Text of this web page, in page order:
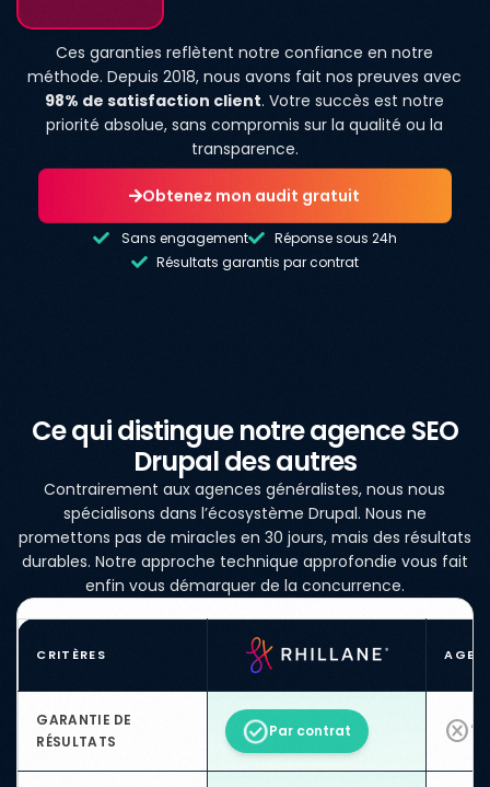
Ces garanties reflètent notre confiance en notre
méthode. Depuis 2018, nous avons fait nos preuves avec
98% de satisfaction client. Votre succès est notre
priorité absolue, sans compromis sur la qualité ou la
transparence.
Obtenez mon audit gratuit
Sans engagement
Réponse sous 24h
Résultats garantis par contrat
Ce qui distingue notre agence SEO
Drupal des autres
Contrairement aux agences généralistes, nous nous
spécialisons dans l’écosystème Drupal. Nous ne
promettons pas de miracles en 30 jours, mais des résultats
durables. Notre approche technique approfondie vous fait
enfin vous démarquer de la concurrence.
CRITÈRES
GARANTIE DE
RÉSULTATS
check_circlePar contrat cancel